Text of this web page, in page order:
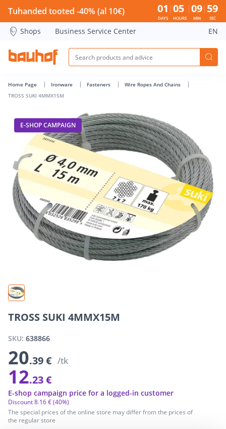
TROSS SUKI 4MMX15M - Bauhof has loaded
Tuhanded tooted -40% (al 10€) 01
DAYS
05
HOURS
09
MIN
59
SEC
Shops Business Service Center EN
Home Page Ironware Fasteners
Wire Ropes And Chains
TROSS SUKI 4MMX15M
E-SHOP CAMPAIGN
TROSS SUKI 4MMX15M
SKU: 638866
20.39 € /tk
12.23 €
The special prices of the online store may differ from the prices of
the regular store
Discount8.16 €(40%)
E-shop campaign price for a logged-in customer